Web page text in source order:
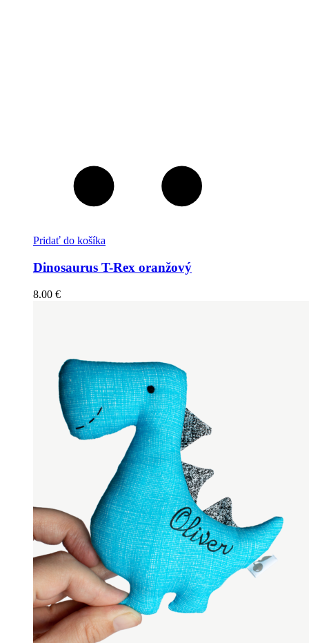
Pridať do košíka
Dinosaurus T-Rex oranžový
8.00 €